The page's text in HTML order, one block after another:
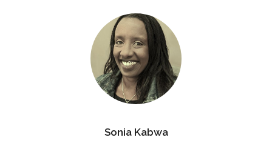
Sonia Kabwa